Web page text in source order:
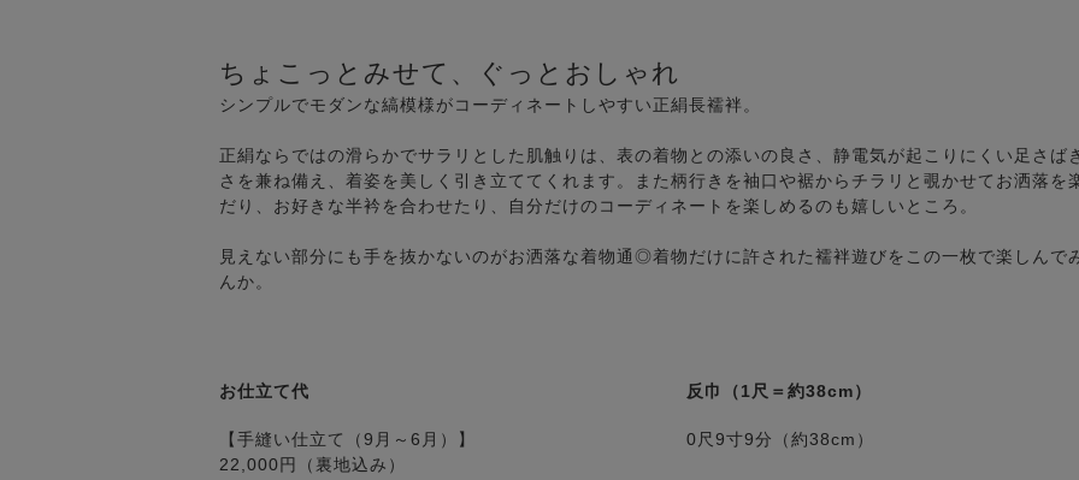
ちょこっとみせて、ぐっとおしゃれ
シンプルでモダンな縞模様がコーディネートしやすい正絹長襦袢。
正絹ならではの滑らかでサラリとした肌触りは、表の着物との添いの良さ、静電気が起こりにくい足さば
さを兼ね備え、着姿を美しく引き立ててくれます。また柄行きを袖口や裾からチラリと覗かせてお洒落を
だり、お好きな半衿を合わせたり、自分だけのコーディネートを楽しめるのも嬉しいところ。
見えない部分にも手を抜かないのがお洒落な着物通◎着物だけに許された襦袢遊びをこの一枚で楽しんで
んか。
お仕立て代
【手縫い仕立て（9月～6月）】
22,000円（裏地込み）
反巾（1尺＝約38cm）
0尺9寸9分（約38cm）